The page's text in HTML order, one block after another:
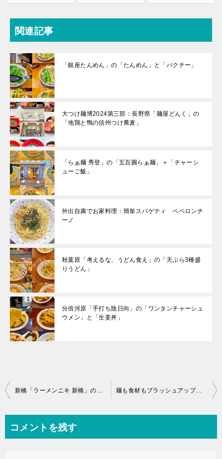
関連記事
「銀座たんめん」の「たんめん」と「パクチー」
大つけ麺博2024第三部：長野県「麺屋どんく」の
「地鶏と鴨の信州つけ蕎麦」
「らぁ麺 秀登」の「五百圓らぁ麺」＋「チャーシ
ューご飯」
外出自粛でお家料理：簡単スパゲティ ペペロンチ
ーノ
秋葉原「考えるな、うどん食え」の「天ぷら3種盛
りうどん」
分倍河原「手打ち陰日向」の「ワンタンチャーシュ
ウメン」と「生姜丼」
投
ビ
新橋「ラーメンニキ 新橋」の限定「冷やし煮干塩」 麺も食材もブラッシュアップ「麺でる相模原店」の「小ラーメン」＋「生卵」
コメントを残す